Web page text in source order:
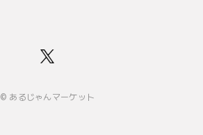
© あるじゃんマーケット